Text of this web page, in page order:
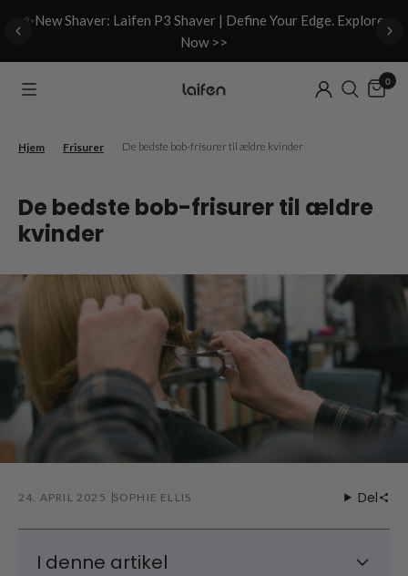
✨New Shaver: Laifen P3 Shaver | Define Your Edge. Explore
Now >>
0
Hjem Frisurer De bedste bob-frisurer til ældre kvinder
De bedste bob-frisurer til ældre
kvinder
24. APRIL 2025 SOPHIE ELLIS Del
I denne artikel